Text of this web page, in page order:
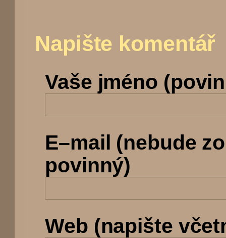
Napište komentář
Vaše jméno
E–mail (nebude
povinný)
Web (napište